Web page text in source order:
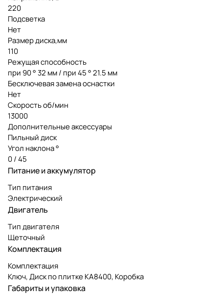
220
Подсветка
Нет
Размер диска,мм
110
Режущая способность
при 90 ° 32 мм / при 45 ° 21.5 мм
Бесключевая замена оснастки
Нет
Скорость об/мин
13000
Дополнительные аксессуары
Пильный диск
Угол наклона °
0 / 45
Питание и аккумулятор
Тип питания
Электрический
Двигатель
Тип двигателя
Щеточный
Комплектация
Комплектация
Ключ, Диск по плитке KA8400, Коробка
Габариты и упаковка